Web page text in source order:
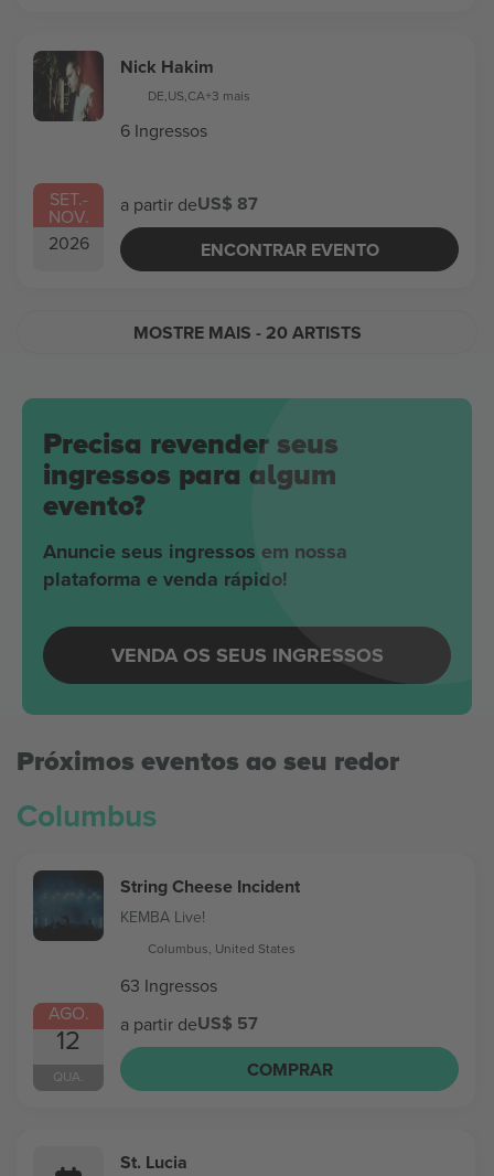
SET.-
NOV.
2026
Nick Hakim
DE,US,CA+3 mais
6 Ingressos
a partir deUS$ 87
ENCONTRAR EVENTO
MOSTRE MAIS - 20 ARTISTS
Precisa revender seus
ingressos para algum
evento?
Anuncie seus ingressos em nossa
plataforma e venda rápido!
VENDA OS SEUS INGRESSOS
Próximos eventos ao seu redor
Columbus
AGO.
12
QUA.
String Cheese Incident
KEMBA Live!
Columbus, United States
63 Ingressos
a partir deUS$ 57
COMPRAR
St. Lucia